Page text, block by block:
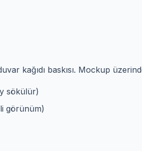
kağıdı baskısı. Mockup
sökülür)
görünüm)